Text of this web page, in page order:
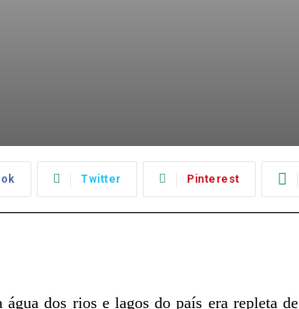
Twitter Pinterest
dos rios e lagos do país era repleta de